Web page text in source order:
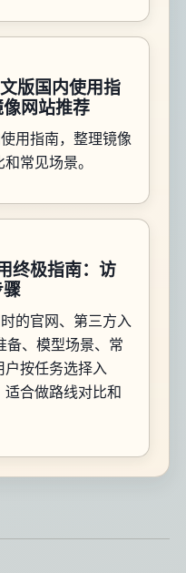
版国内使用指
网站推荐
用指南，整理镜像
常见场景。
终极指南：访
骤
的官网、第三方入
备、模型场景、常
户按任务选择入
适合做路线对比和